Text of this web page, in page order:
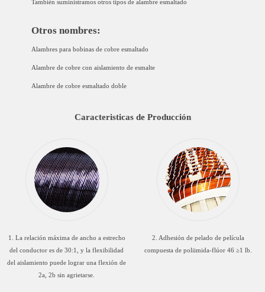
También suministramos otros tipos de alambre esmaltado
Otros nombres:
Alambres para bobinas de cobre esmaltado
Alambre de cobre con aislamiento de esmalte
Alambre de cobre esmaltado doble
Caracteristicas de Producción
1. La relación máxima de ancho a estrecho
del conductor es de 30:1, y la flexibilidad
del aislamiento puede lograr una flexión de
2a, 2b sin agrietarse.
2. Adhesión de pelado de película
compuesta de poliimida-flúor 46 ≥1 lb.